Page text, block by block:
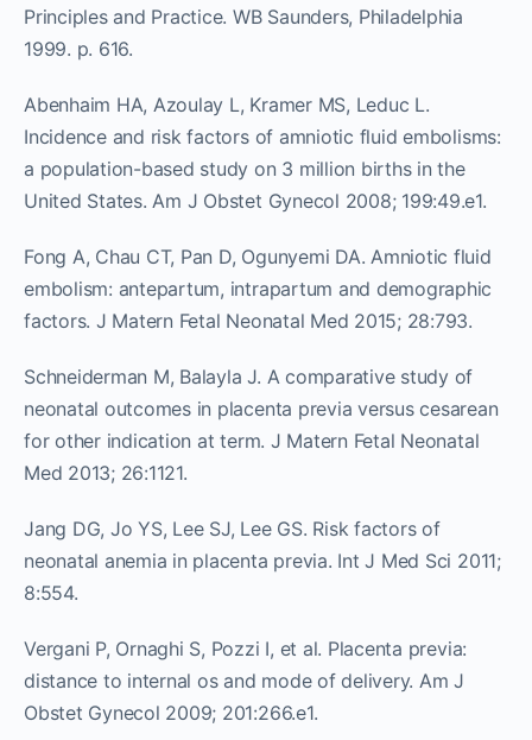
Principles and Practice. WB Saunders, Philadelphia
1999. p. 616.
Abenhaim HA, Azoulay L, Kramer MS, Leduc L.
Incidence and risk factors of amniotic fluid embolisms:
a population-based study on 3 million births in the
United States. Am J Obstet Gynecol 2008; 199:49.e1.
Fong A, Chau CT, Pan D, Ogunyemi DA. Amniotic fluid
embolism: antepartum, intrapartum and demographic
factors. J Matern Fetal Neonatal Med 2015; 28:793.
Schneiderman M, Balayla J. A comparative study of
neonatal outcomes in placenta previa versus cesarean
for other indication at term. J Matern Fetal Neonatal
Med 2013; 26:1121.
Jang DG, Jo YS, Lee SJ, Lee GS. Risk factors of
neonatal anemia in placenta previa. Int J Med Sci 2011;
8:554.
Vergani P, Ornaghi S, Pozzi I, et al. Placenta previa:
distance to internal os and mode of delivery. Am J
Obstet Gynecol 2009; 201:266.e1.